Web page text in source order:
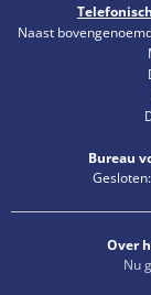
Naast
Bureau
Klik om
Gesloten:
Over
KlikNu